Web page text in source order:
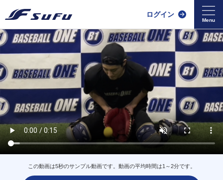
ログイン
この動画は5秒のサンプル動画です。動画の平均時間は1～2分です。